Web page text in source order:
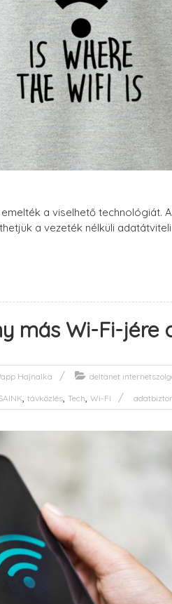
a viselhető technológiát.
a vezeték nélküli adatátviteli
más Wi-Fi-jére
Hajnalka deltanet
távközlés Tech Wi-Fi